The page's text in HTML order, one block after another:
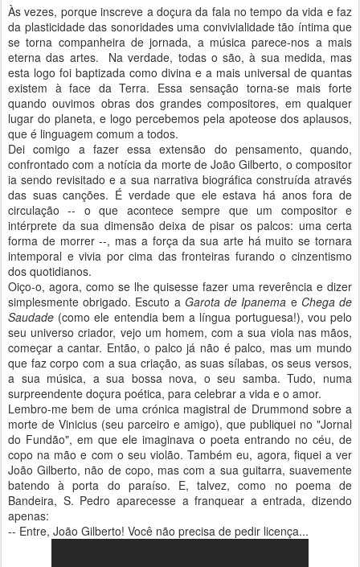
Às vezes, porque inscreve a doçura da fala no tempo da vida e faz
da plasticidade das sonoridades uma convivialidade tão íntima que
se torna companheira de jornada, a música parece-nos a mais
eterna das artes. Na verdade, todas o são, à sua medida, mas
esta logo foi baptizada como divina e a mais universal de quantas
existem à face da Terra. Essa sensação torna-se mais forte
quando ouvimos obras dos grandes compositores, em qualquer
lugar do planeta, e logo percebemos pela apoteose dos aplausos,
que é linguagem comum a todos.
Dei comigo a fazer essa extensão do pensamento, quando,
confrontado com a notícia da morte de João Gilberto, o compositor
ia sendo revisitado e a sua narrativa biográfica construída através
das suas canções. É verdade que ele estava há anos fora de
circulação -- o que acontece sempre que um compositor e
intérprete da sua dimensão deixa de pisar os palcos: uma certa
forma de morrer --, mas a força da sua arte há muito se tornara
intemporal e vivia por cima das fronteiras furando o cinzentismo
dos quotidianos.
Oiço-o, agora, como se lhe quisesse fazer uma reverência e dizer
simplesmente obrigado. Escuto a Garota de Ipanema e Chega de
Saudade (como ele entendia bem a língua portuguesa!), vou pelo
seu universo criador, vejo um homem, com a sua viola nas mãos,
começar a cantar. Então, o palco já não é palco, mas um mundo
que faz corpo com a sua criação, as suas sílabas, os seus versos,
a sua música, a sua bossa nova, o seu samba. Tudo, numa
surpreendente doçura poética, para celebrar a vida e o amor.
Lembro-me bem de uma crónica magistral de Drummond sobre a
morte de Vinicius (seu parceiro e amigo), que publiquei no "Jornal
do Fundão", em que ele imaginava o poeta entrando no céu, de
copo na mão e com o seu violão. Também eu, agora, fiquei a ver
João Gilberto, não de copo, mas com a sua guitarra, suavemente
batendo à porta do paraíso. E, talvez, como no poema de
Bandeira, S. Pedro aparecesse a franquear a entrada, dizendo
apenas:
-- Entre, João Gilberto! Você não precisa de pedir licença...